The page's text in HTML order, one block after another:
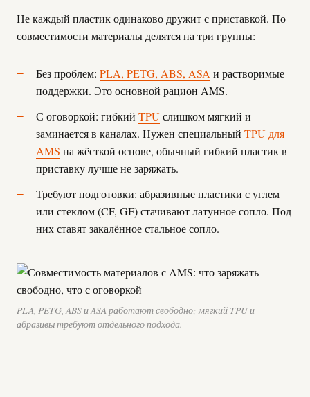
Не каждый пластик одинаково дружит с приставкой. По
совместимости материалы делятся на три группы:
Без проблем: PLA, PETG, ABS, ASA и растворимые
поддержки. Это основной рацион AMS.
С оговоркой: гибкий TPU слишком мягкий и
заминается в каналах. Нужен специальный TPU для
AMS на жёсткой основе, обычный гибкий пластик в
приставку лучше не заряжать.
Требуют подготовки: абразивные пластики с углем
или стеклом (CF, GF) стачивают латунное сопло. Под
них ставят закалённое стальное сопло.
PLA, PETG, ABS и ASA работают свободно; мягкий TPU и
абразивы требуют отдельного подхода.